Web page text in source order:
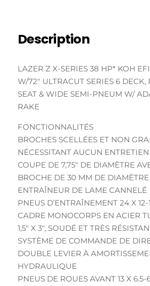
Description
LAZER Z X-SERIES 38 HP* KOH
W/72″ ULTRACUT SERIES 6 DECK,
SEAT & WIDE SEMI-PNEUM W/
RAKE
FONCTIONNALITÉS
BROCHES SCELLÉES ET NON
NÉCESSITANT AUCUN
COUPE DE 7,75″ DE DIAMÈTRE
BROCHE DE 30 MM DE DIAMÈTRE
ENTRAÎNEUR DE LAME CANNELÉ
PNEUS D’ENTRAÎNEMENT 24 X 12-
CADRE MONOCORPS EN ACIER
1,5″ X 3″, SOUDÉ ET TRÈS
SYSTÈME DE COMMANDE DE
DOUBLE LEVIER À
HYDRAULIQUE
PNEUS DE ROUES AVANT 13 X